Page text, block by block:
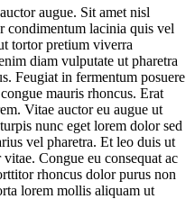
augue. Sit amet nisl
condimentum lacinia quis vel
tortor pretium viverra
diam vulputate ut pharetra
Feugiat in fermentum posuere
mauris rhoncus. Erat
Vitae auctor eu augue ut
nunc eget lorem dolor sed
vel pharetra. Et leo duis ut
Congue eu consequat ac
rhoncus dolor purus non
lorem mollis aliquam ut